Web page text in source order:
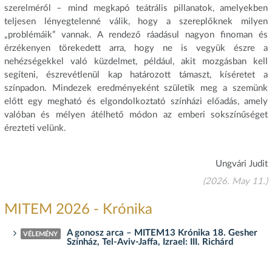
szerelméről – mind megkapó teátrális pillanatok, amelyekben
teljesen lényegtelenné válik, hogy a szereplőknek milyen
„problémáik” vannak. A rendező ráadásul nagyon finoman és
érzékenyen törekedett arra, hogy ne is vegyük észre a
nehézségekkel való küzdelmet, például, akit mozgásban kell
segíteni, észrevétlenül kap határozott támaszt, kíséretet a
színpadon. Mindezek eredményeként születik meg a szemünk
előtt egy megható és elgondolkoztató színházi előadás, amely
valóban és mélyen átélhető módon az emberi sokszínűséget
érezteti velünk.
Ungvári Judit
(2026. May 11.)
MITEM 2026 - Krónika
VÉLEMÉNY
A gonosz arca – MITEM13 Krónika 18. Gesher
Színház, Tel-Aviv-Jaffa, Izrael: III. Richárd